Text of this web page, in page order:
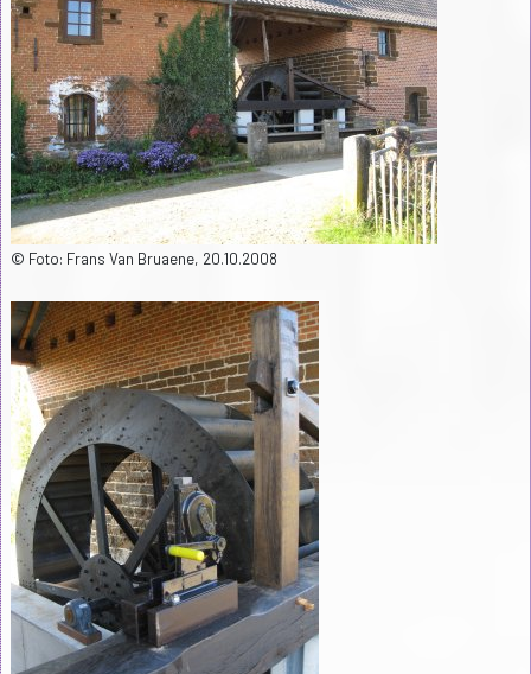
© Foto: Frans Van Bruaene, 20.10.2008